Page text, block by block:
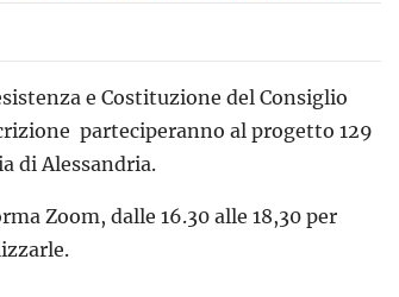
e Costituzione del Consiglio
parteciperanno al progetto 129
di Alessandria.
Zoom, dalle 16.30 alle 18,30 per